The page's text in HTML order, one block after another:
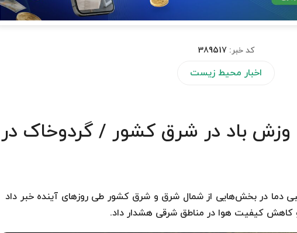
کد خبر:389517
اخبار محیط زیست
باد در شرق کشور / گردوخاک در
دما در بخش‌هایی از شمال شرق و شرق کشور طی روزهای آینده خبر داد
کیفیت هوا در مناطق شرقی هشدار داد.